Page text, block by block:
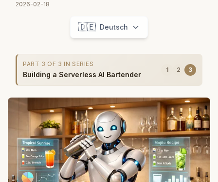
2026-02-18
🇩🇪 Deutsch
PART 3 OF 3 IN SERIES
Building a Serverless AI Bartender
1 2 3